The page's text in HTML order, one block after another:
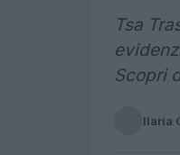
Tsa
Scopri
Ilaria